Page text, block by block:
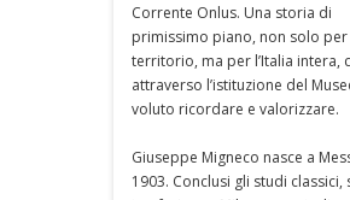
Corrente Onlus. Una storia di
primissimo piano, non solo per
territorio, ma per l’Italia intera,
attraverso l’istituzione del
voluto ricordare e valorizzare.
Giuseppe Migneco nasce a
1903. Conclusi gli studi classici,